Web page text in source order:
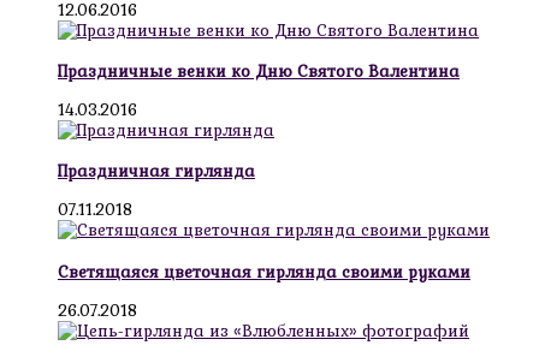
12.06.2016
Праздничные венки ко Дню Святого Валентина
14.03.2016
Праздничная гирлянда
07.11.2018
Светящаяся цветочная гирлянда своими руками
26.07.2018